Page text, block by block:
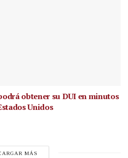
obtener su DUI en minutos
Unidos
MÁS